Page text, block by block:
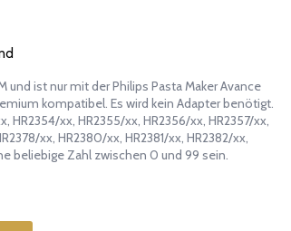
ist nur mit der Philips Pasta Maker Avance
kompatibel. Es wird kein Adapter benötigt.
xx, HR2355/xx, HR2356/xx, HR2357/xx,
xx, HR2380/xx, HR2381/xx, HR2382/xx,
beliebige Zahl zwischen 0 und 99 sein.